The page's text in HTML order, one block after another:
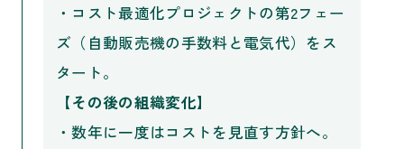
・コスト最適化プロジェクトの第2フェー
ズ（自動販売機の手数料と電気代）をス
タート。
【その後の組織変化】
・数年に一度はコストを見直す方針へ。